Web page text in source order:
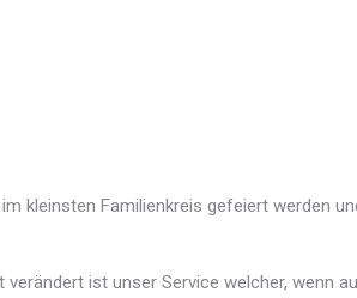
kleinsten Familienkreis gefeiert werden
ist unser Service welcher, wenn